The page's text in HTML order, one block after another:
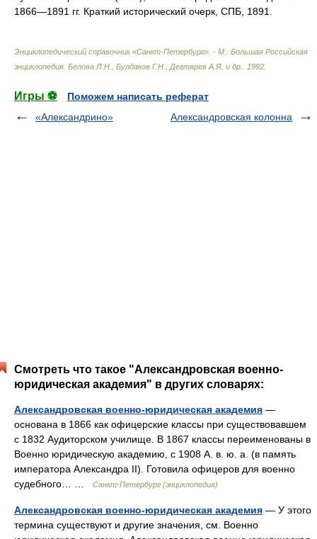
1866—1891 гг. Краткий исторический очерк, СПБ, 1891.
Энциклопедический справочник «Санкт-Петербург». - М.: Большая Российская
энциклопедия Белова Л.Н., Булдаков Г.Н., Дегтярев А.Я. и др. 1992
Игры ⚽
Поможем написать реферат
«Александрино»
Александровская колонна
Смотреть что такое "Александровская военно-
юридическая академия" в других словарях:
Александровская военно-юридическая академия —
основана в 1866 как офицерские классы при существовавшем
с 1832 Аудиторском училище. В 1867 классы переименованы в
Военно юридическую академию, с 1908 А. в. ю. а. (в память
императора Александра II). Готовила офицеров для военно
судебного… …
Санкт-Петербург (энциклопедия)
Александровская военно-юридическая академия — У этого
термина существуют и другие значения, см. Военно